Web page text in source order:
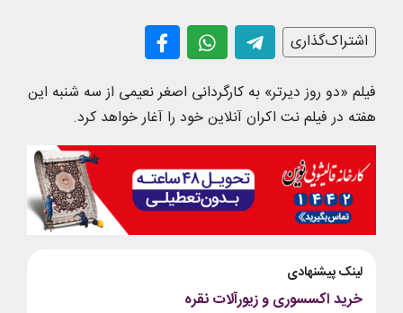
اشتراک‌گذاری
فیلم «دو روز دیرتر» به کارگردانی اصغر نعیمی از سه شنبه این
هفته در فیلم نت اکران آنلاین خود را آغار خواهد کرد.
لینک پیشنهادی
خرید اکسسوری و زیورآلات نقره